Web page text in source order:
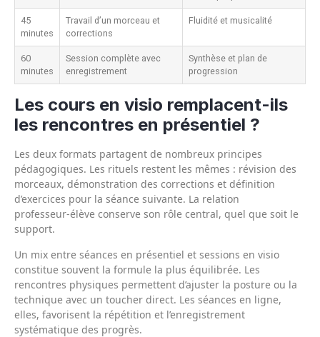
45
minutes
Travail d’un morceau et
corrections
Fluidité et musicalité
60
minutes
Session complète avec
enregistrement
Synthèse et plan de
progression
Les cours en visio remplacent-ils
les rencontres en présentiel ?
Les deux formats partagent de nombreux principes
pédagogiques. Les rituels restent les mêmes : révision des
morceaux, démonstration des corrections et définition
d’exercices pour la séance suivante. La relation
professeur‑élève conserve son rôle central, quel que soit le
support.
Un mix entre séances en présentiel et sessions en visio
constitue souvent la formule la plus équilibrée. Les
rencontres physiques permettent d’ajuster la posture ou la
technique avec un toucher direct. Les séances en ligne,
elles, favorisent la répétition et l’enregistrement
systématique des progrès.